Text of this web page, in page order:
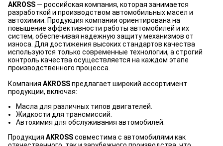
AKROSS — российская компания, которая занимается
разработкой и производством автомобильных масел и
автохимии. Продукция компании ориентирована на
повышение эффективности работы автомобилей и их
систем, обеспечивая надежную защиту механизмов от
износа. Для достижения высоких стандартов качества
используются только современные технологии, а строгий
контроль качества осуществляется на каждом этапе
производственного процесса.
Компания AKROSSпредлагает широкий ассортимент
продукции, включая:
Масла для различных типов двигателей.
Жидкости для трансмиссий.
Автохимия для обслуживания автомобилей.
Продукция AKROSSсовместима с автомобилями как